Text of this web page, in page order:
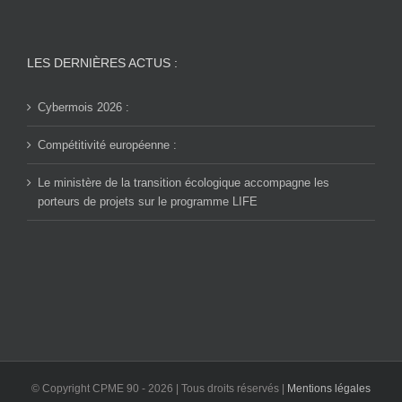
LES DERNIÈRES ACTUS :
Cybermois 2026 :
Compétitivité européenne :
Le ministère de la transition écologique accompagne les
porteurs de projets sur le programme LIFE
© Copyright CPME 90 - 2026 | Tous droits réservés | Mentions légales